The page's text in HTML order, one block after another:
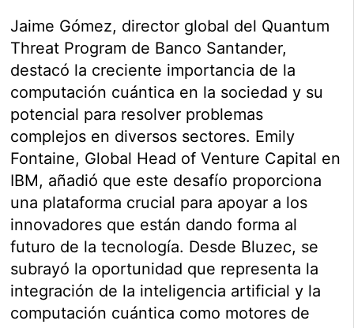
Jaime Gómez, director global del Quantum
Threat Program de Banco Santander,
destacó la creciente importancia de la
computación cuántica en la sociedad y su
potencial para resolver problemas
complejos en diversos sectores. Emily
Fontaine, Global Head of Venture Capital en
IBM, añadió que este desafío proporciona
una plataforma crucial para apoyar a los
innovadores que están dando forma al
futuro de la tecnología. Desde Bluzec, se
subrayó la oportunidad que representa la
integración de la inteligencia artificial y la
computación cuántica como motores de